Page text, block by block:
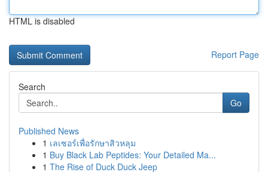
HTML is disabled
Report Page
Search
Go
Published News
1 เลเซอร์เพื่อรักษาสิวหลุม
1 Buy Black Lab Peptides: Your Detailed Ma...
1 The Rise of Duck Duck Jeep